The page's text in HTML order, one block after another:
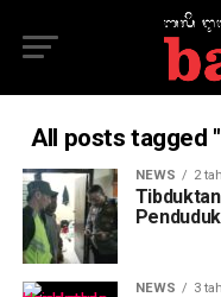
All posts tagged
NEWS 2
NEWS 3